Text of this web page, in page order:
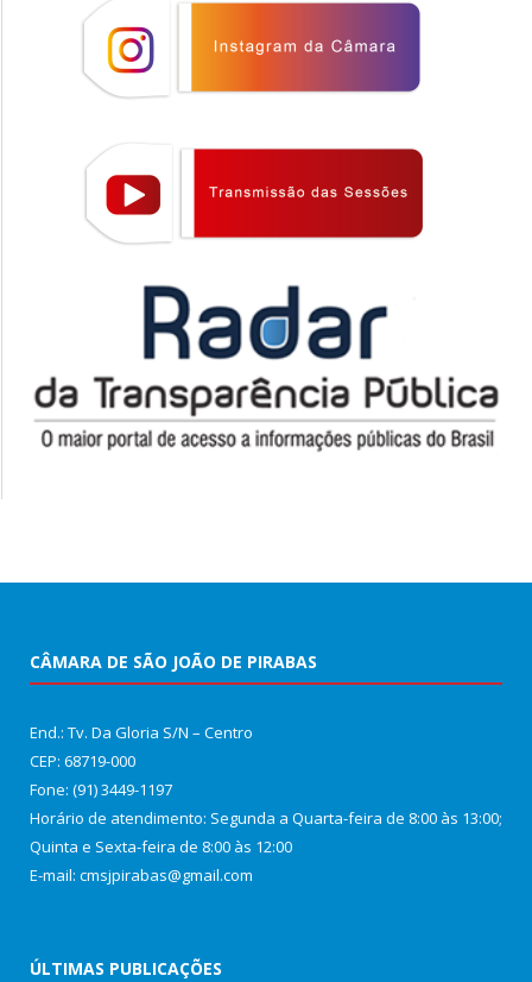
CÂMARA DE SÃO JOÃO DE PIRABAS
End.: Tv. Da Gloria S/N – Centro
CEP: 68719-000
Fone: (91) 3449-1197
Horário de atendimento: Segunda a Quarta-feira de 8:00 às 13:00;
Quinta e Sexta-feira de 8:00 às 12:00
E-mail: cmsjpirabas@gmail.com
ÚLTIMAS PUBLICAÇÕES